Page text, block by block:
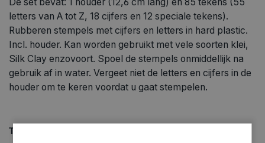
letters van A tot Z, 18 cijfers en 12 speciale tekens).
Rubberen stempels met cijfers en letters in hard plastic.
Incl. houder. Kan worden gebruikt met vele soorten klei,
Silk Clay enzovoort. Spoel de stempels onmiddellijk na
gebruik af in water. Vergeet niet de letters en cijfers in de
houder om te keren voordat u gaat stempelen.
Technische specificaties